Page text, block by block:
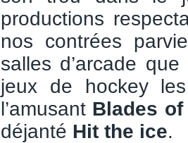
productions
nos contrées
salles d’arcade
jeux de hockey
l’amusant Blades
déjanté Hit the ice.